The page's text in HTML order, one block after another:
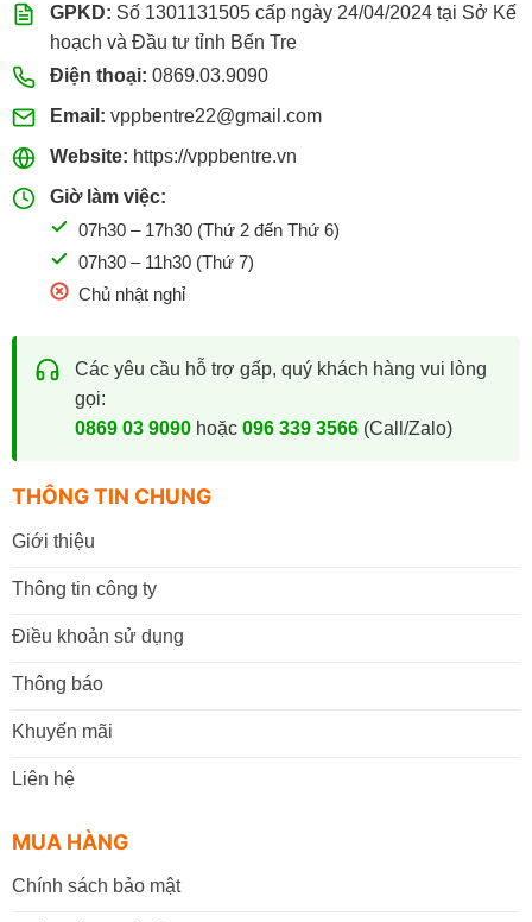
GPKD: Số 1301131505 cấp ngày 24/04/2024 tại Sở Kế
hoạch và Đầu tư tỉnh Bến Tre
Điện thoại: 0869.03.9090
Email: vppbentre22@gmail.com
Website: https://vppbentre.vn
Giờ làm việc:
07h30 – 17h30 (Thứ 2 đến Thứ 6)
07h30 – 11h30 (Thứ 7)
Chủ nhật nghỉ
Các yêu cầu hỗ trợ gấp, quý khách hàng vui lòng
gọi:
0869 03 9090hoặc 096 339 3566(Call/Zalo)
THÔNG TIN CHUNG
Giới thiệu
Thông tin công ty
Điều khoản sử dụng
Thông báo
Khuyến mãi
Liên hệ
MUA HÀNG
Chính sách bảo mật